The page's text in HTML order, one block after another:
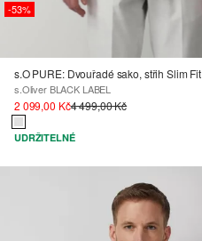
-53%
s.O PURE: Dvouřadé sako, střih Slim Fit
s.Oliver BLACK LABEL
2 099,00 Kč4 499,00 Kč
UDRŽITELNÉ